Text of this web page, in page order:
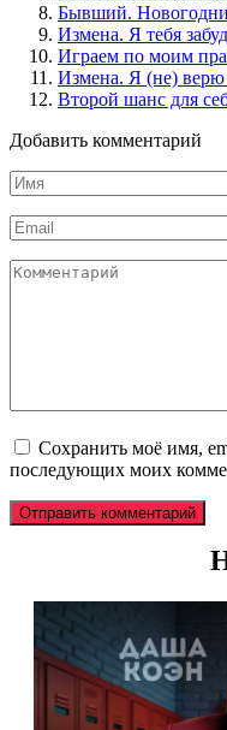
Бывший.
Измена. Я тебя
Играем по моим
Измена. Я (не) верю
Второй шанс для
Добавить комментарий
Имя
*
Email
*
Комментарий
Сохранить моё имя,
последующих моих